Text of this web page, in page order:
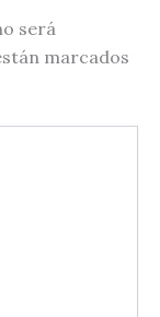
será
marcados